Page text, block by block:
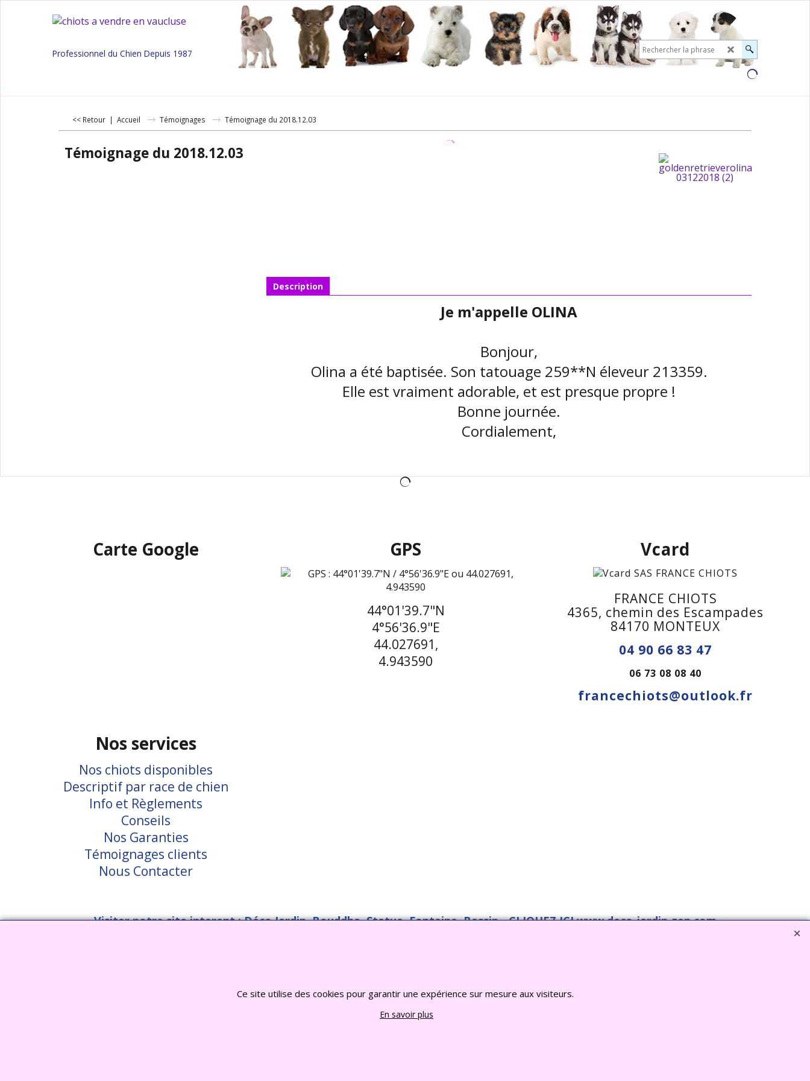
Professionnel du Chien Depuis 1987
<< Retour | Accueil Témoignages Témoignage du 2018.12.03
Témoignage du 2018.12.03
Description
Je m'appelle OLINA
Bonjour,
Olina a été baptisée. Son tatouage 259**N éleveur 213359.
Elle est vraiment adorable, et est presque propre !
Bonne journée.
Cordialement,
Carte Google
Nos services
Nos chiots disponibles
Descriptif par race de chien
Info et Règlements
Conseils
Nos Garanties
Témoignages clients
Nous Contacter
GPS
44°01'39.7"N
4°56'36.9"E
44.027691,
4.943590
Vcard
FRANCE CHIOTS
4365, chemin des Escampades
84170 MONTEUX
04 90 66 83 47
06 73 08 08 40
francechiots@outlook.fr
Visiter notre site interent : Déco Jardin, Bouddha, Statue, Fontaine, Bassin -CLIQUEZ ICI www.deco-jardin-zen.com
eCommerce ShopFactory
Ce site utilise des cookies pour garantir une expérience sur mesure aux visiteurs.
En savoir plus